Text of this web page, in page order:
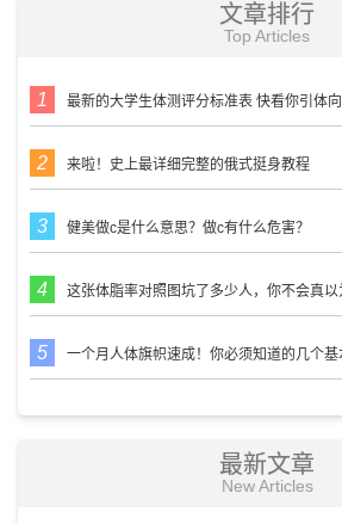
文章排行
Top Articles
最新的大学生体测评分标准表 快看你引体
来啦！史上最详细完整的俄式挺身教程
健美做c是什么意思？做c有什么危害？
这张体脂率对照图坑了多少人，你不会真
一个月人体旗帜速成！你必须知道的几个基
最新文章
New Articles